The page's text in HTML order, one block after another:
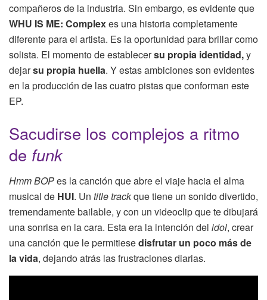
compañeros de la industria. Sin embargo, es evidente que
WHU IS ME: Complexes una historia completamente
diferente para el artista. Es la oportunidad para brillar como
solista. El momento de establecersu propia identidad,y
dejarsu propia huella. Y estas ambiciones son evidentes
en la producción de las cuatro pistas que conforman este
EP.
Sacudirse los complejos a ritmo
de funk
Hmm BOPes la canción que abre el viaje hacia el alma
musical de HUI. Un title trackque tiene un sonido divertido,
tremendamente bailable, y con un videoclip que te dibujará
una sonrisa en la cara. Esta era la intención del idol, crear
una canción que le permitiesedisfrutar un poco más de
la vida, dejando atrás las frustraciones diarias.